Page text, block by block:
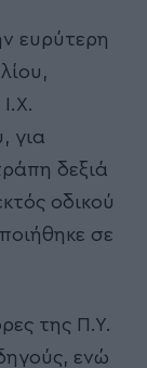
ευρύτερη
για
δεξιά
οδικού
σε
της Π.Υ.
ενώ